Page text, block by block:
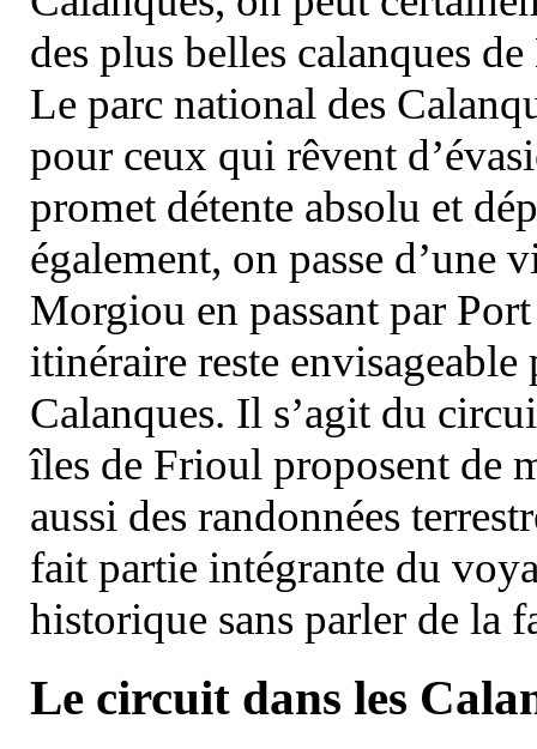
des plus belles calanques
Le parc national des
pour ceux qui rêvent
promet détente absolu et
également, on passe d’une
Morgiou en passant par
itinéraire reste
Calanques. Il s’agit du
îles de Frioul proposent de
aussi des randonnées
fait partie intégrante du
historique sans parler de la
Le circuit dans les